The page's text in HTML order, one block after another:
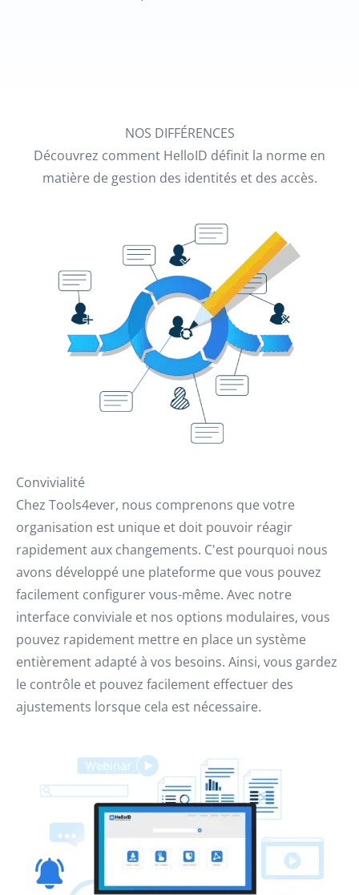
NOS DIFFÉRENCES
Découvrez comment HelloID définit la norme en
matière de gestion des identités et des accès.
Convivialité
Chez Tools4ever, nous comprenons que votre
organisation est unique et doit pouvoir réagir
rapidement aux changements. C'est pourquoi nous
avons développé une plateforme que vous pouvez
facilement configurer vous-même. Avec notre
interface conviviale et nos options modulaires, vous
pouvez rapidement mettre en place un système
entièrement adapté à vos besoins. Ainsi, vous gardez
le contrôle et pouvez facilement effectuer des
ajustements lorsque cela est nécessaire.